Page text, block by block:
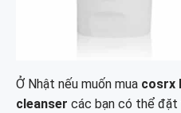
Ở Nhật nếu muốn mua cosrx
cleanser các bạn có thể